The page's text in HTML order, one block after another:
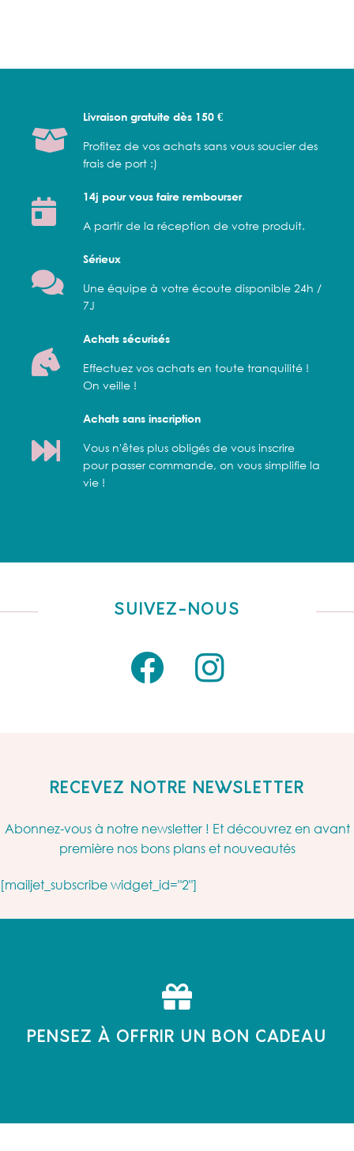
Livraison gratuite dès 150 €
Profitez de vos achats sans vous soucier des
frais de port :)
14j pour vous faire rembourser
A partir de la réception de votre produit.
Sérieux
Une équipe à votre écoute disponible 24h /
7J
Achats sécurisés
Effectuez vos achats en toute tranquilité !
On veille !
Achats sans inscription
Vous n'êtes plus obligés de vous inscrire
pour passer commande, on vous simplifie la
vie !
SUIVEZ-NOUS
RECEVEZ NOTRE NEWSLETTER
Abonnez-vous à notre newsletter ! Et découvrez en avant
première nos bons plans et nouveautés
[mailjet_subscribe widget_id="2"]
PENSEZ À OFFRIR UN BON CADEAU